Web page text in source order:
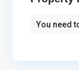
You need